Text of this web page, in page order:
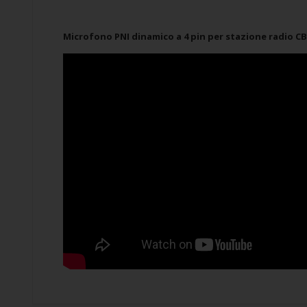
Microfono PNI dinamico a 4 pin per stazione radio